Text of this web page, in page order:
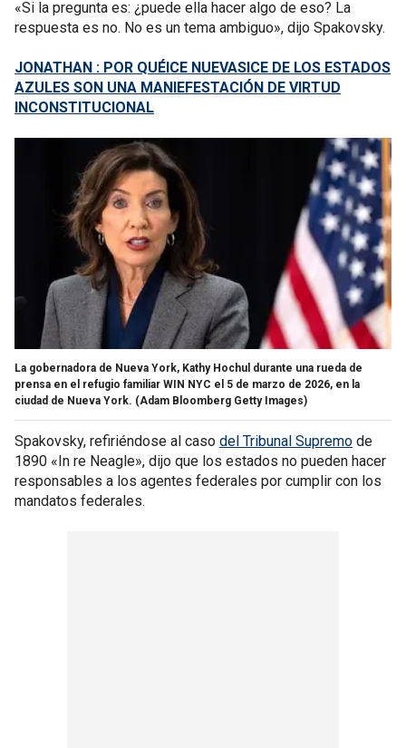
«Si la pregunta es: ¿puede ella hacer algo de eso? La
respuesta es no. No es un tema ambiguo», dijo Spakovsky.
JONATHAN : POR QUÉICE NUEVASICE DE LOS ESTADOS
AZULES SON UNA MANIEFESTACIÓN DE VIRTUD
INCONSTITUCIONAL
La gobernadora de Nueva York, Kathy Hochul durante una rueda de
prensa en el refugio familiar WIN NYC el 5 de marzo de 2026, en la
ciudad de Nueva York. (Adam Bloomberg Getty Images)
Spakovsky, refiriéndose al caso del Tribunal Supremo de
1890 «In re Neagle», dijo que los estados no pueden hacer
responsables a los agentes federales por cumplir con los
mandatos federales.